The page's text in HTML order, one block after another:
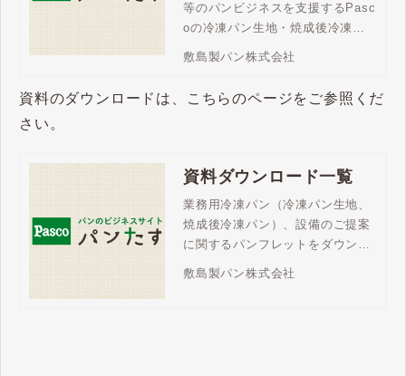
等のパンビジネスを支援するPasc
oの冷凍パン生地・焼成後冷凍パ
ン。「パンたす」は、豊富な商品
明な点はお問い合わせください。
敷島製パン株式会社
資料のダウンロードは、こちらのページをご参照くだ
さい。
資料ダウンロード一覧
業務用冷凍パン（冷凍パン生地、
焼成後冷凍パン）、設備のご提案
に関するパンフレットをダウンロ
ードいただけます。商品ラインア
敷島製パン株式会社